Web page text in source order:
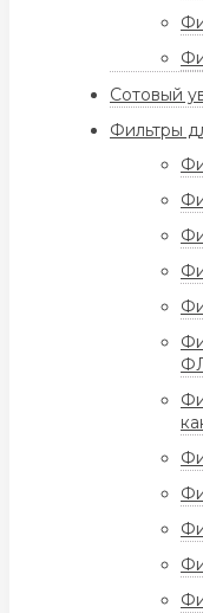
Сотовый
Фильтры